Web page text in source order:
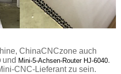
ChinaCNCzone auch
und Mini-5-Achsen-Router HJ-6040.
CNC-Lieferant zu sein.